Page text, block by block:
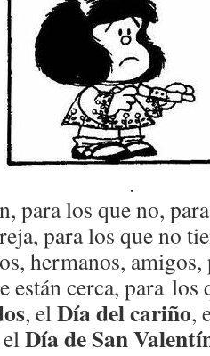
.
para los que no,
para los que no
hermanos, amigos,
están cerca, para
, elDía del cariño,
Día de San